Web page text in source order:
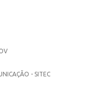
- SITEC